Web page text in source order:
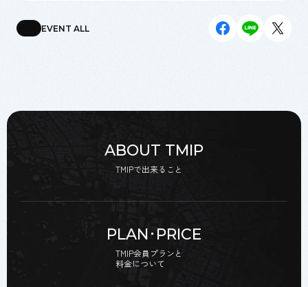
EVENT ALL
ABOUT TMIP
TMIPで出来ること
PLAN･PRICE
TMIP会員プランと
料金について